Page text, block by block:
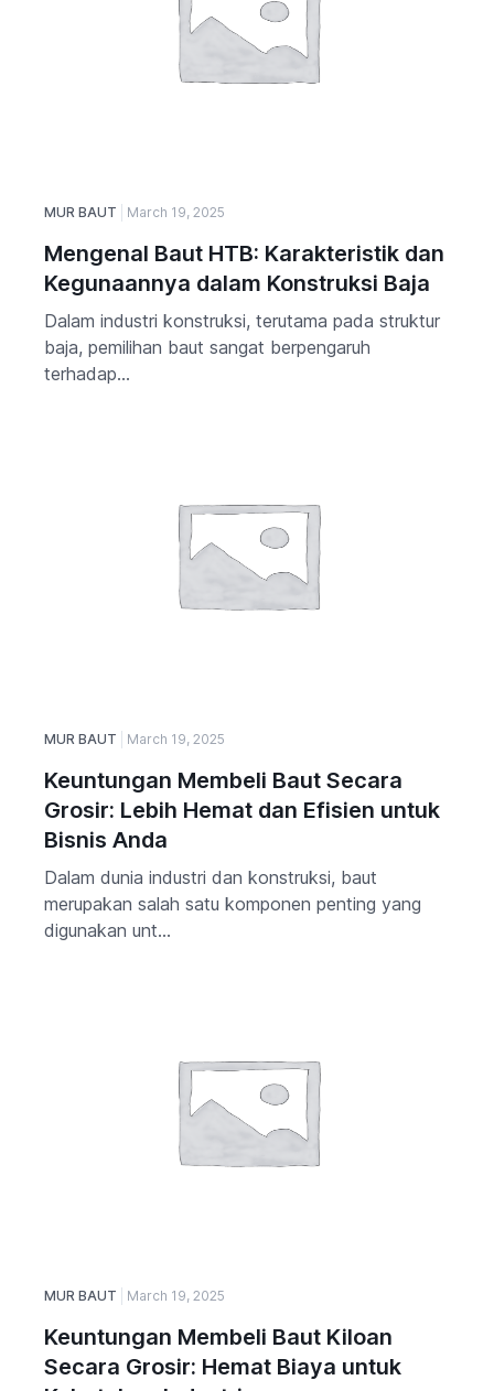
MUR BAUT March 19, 2025
Mengenal Baut HTB: Karakteristik dan
Kegunaannya dalam Konstruksi Baja
Dalam industri konstruksi, terutama pada struktur
baja, pemilihan baut sangat berpengaruh
terhadap...
MUR BAUT March 19, 2025
Keuntungan Membeli Baut Secara
Grosir: Lebih Hemat dan Efisien untuk
Bisnis Anda
Dalam dunia industri dan konstruksi, baut
merupakan salah satu komponen penting yang
digunakan unt...
MUR BAUT March 19, 2025
Keuntungan Membeli Baut Kiloan
Secara Grosir: Hemat Biaya untuk